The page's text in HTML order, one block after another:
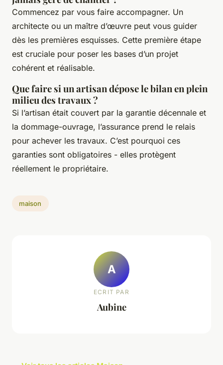
Commencez par vous faire accompagner. Un
architecte ou un maître d’œuvre peut vous guider
dès les premières esquisses. Cette première étape
est cruciale pour poser les bases d’un projet
cohérent et réalisable.
Que faire si un artisan dépose le bilan en plein
milieu des travaux ?
Si l’artisan était couvert par la garantie décennale et
la dommage-ouvrage, l’assurance prend le relais
pour achever les travaux. C’est pourquoi ces
garanties sont obligatoires - elles protègent
réellement le propriétaire.
maison
A
ECRIT PAR
Aubine